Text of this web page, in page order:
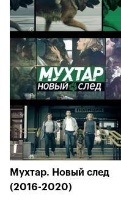
Мухтар. Новый след
(2016-2020)